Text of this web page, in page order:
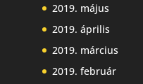
2019. május
2019. április
2019. március
2019. február